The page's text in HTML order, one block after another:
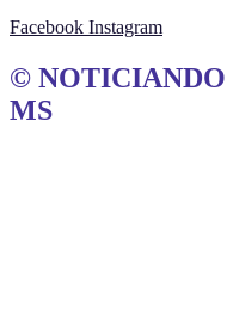
Facebook Instagram
© NOTICIANDO
MS